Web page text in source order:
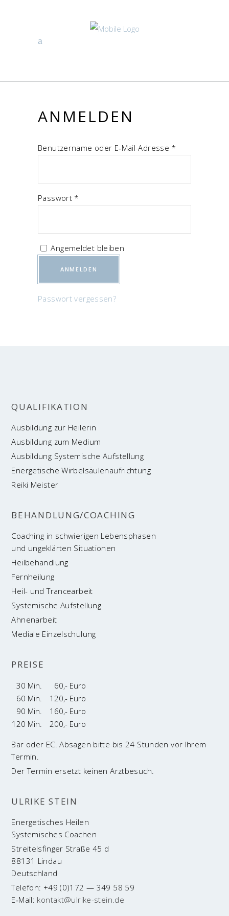
ANMEL­DEN
Benut­zer­na­me oder E‑Mail-Adres­se *
Pass­wort *
Ange­mel­det bleiben
ANMELDEN
Pass­wort vergessen?
QUA­LI­FI­KA­TI­ON
Aus­bil­dung zur Heilerin
Aus­bil­dung zum Medium
Aus­bil­dung Sys­te­mi­sche Aufstellung
Ener­ge­ti­sche Wirbelsäulenaufrichtung
Rei­ki Meister
BEHANDLUNG/COACHING
Coa­ching in schwie­ri­gen Lebensphasen
und unge­klär­ten Situationen
Heil­be­hand­lung
Fern­hei­lung
Heil- und Trancearbeit
Sys­te­mi­sche Aufstellung
Ahnen­ar­beit
Media­le Einzelschulung
PREI­SE
30 Min.
60,- Euro
60 Min.
120,- Euro
90 Min.
160,- Euro
120 Min.
200,- Euro
Bar oder EC. Absagen bitte bis 24 Stunden vor Ihrem
Termin.
Der Termin ersetzt keinen Arztbesuch.
ULRI­KE STEIN
Ener­ge­ti­sches Heilen
Sys­te­mi­sches Coachen
Strei­tels­fin­ger Stra­ße 45 d
88131 Lindau
Deutschland
Tele­fon: +49 (0)172 — 349 58 59
E‑Mail: kontakt@ulrike-stein.de